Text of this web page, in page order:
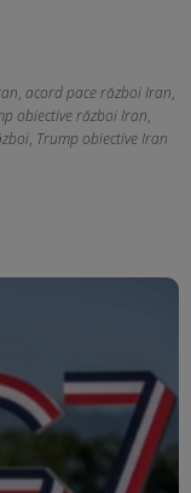
, acord pace război Iran,
obiective război Iran,
, Trump obiective Iran